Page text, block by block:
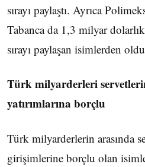
sırayı paylaştı. Ayrıca
Tabanca da 1,3 milyar
sırayı paylaşan isimlerden
Türk milyarderleri
yatırımlarına borçlu
Türk milyarderlerin arasında
girişimlerine borçlu olan